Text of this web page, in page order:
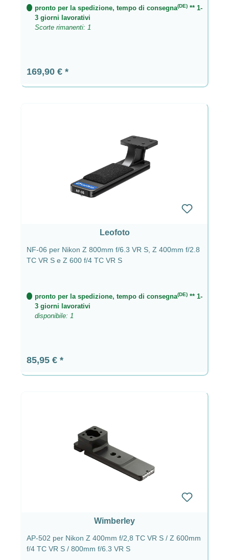
pronto per la spedizione, tempo di consegna(DE)** 1-
3 giorni lavorativi
Scorte rimanenti: 1
Prezzo normale:
169,90 €
Leofoto
NF-06 per Nikon Z 800mm f/6.3 VR S, Z 400mm f/2.8
TC VR S e Z 600 f/4 TC VR S
pronto per la spedizione, tempo di consegna(DE)** 1-
3 giorni lavorativi
disponibile: 1
Prezzo normale:
85,95 €
Wimberley
AP-502 per Nikon Z 400mm f/2,8 TC VR S / Z 600mm
f/4 TC VR S / 800mm f/6.3 VR S